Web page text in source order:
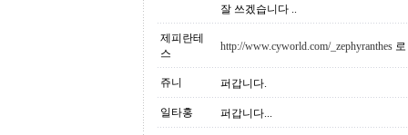
잘 쓰겠습니다 ..
제피란테
스
http://www.cyworld.com/_zephyranthes
쥬니 퍼갑니다.
일타홍 퍼갑니다...